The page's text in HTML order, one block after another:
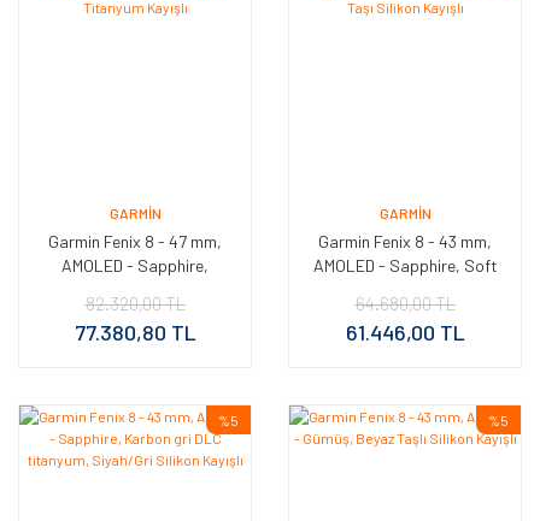
GARMIN
Garmin Fenix 8 - 47 mm,
AMOLED - Sapphire,
Titanyum Kayışlı
82.320,00 TL
77.380,80 TL
GARMIN
Garmin Fenix 8 - 43 mm,
AMOLED - Sapphire, Soft
Silikon Kayışlı
64.680,00 TL
61.446,00 TL
%5 %5